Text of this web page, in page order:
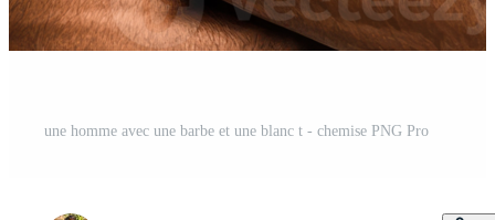
une homme avec une barbe et une blanc t - chemise PNG Pro